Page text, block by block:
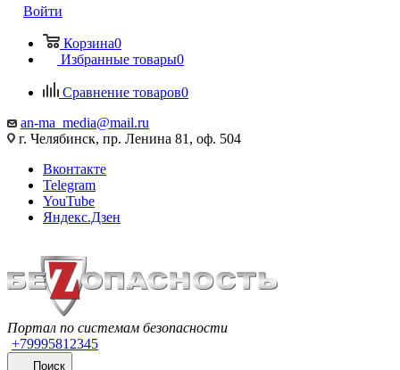
Войти
Корзина0
Избранные товары0
Сравнение товаров0
an-ma_media@mail.ru
г. Челябинск, пр. Ленина 81, оф. 504
Вконтакте
Telegram
YouTube
Яндекс.Дзен
Портал по системам безопасности
+79995812345
Поиск